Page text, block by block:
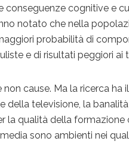
cognitive e
notato che nella
probabilità di
e di risultati peggiori ai
cause. Ma la ricerca ha
della televisione, la
la qualità della formazione
sono ambienti nei